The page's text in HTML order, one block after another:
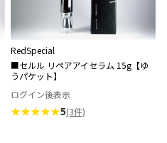
RedSpecial
■セルル リペアアイセラム 15g【ゆ
うパケット】
ログイン後表示
★★★★★5(3件)